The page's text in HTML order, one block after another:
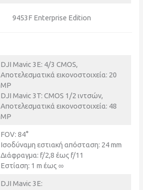
9453F Enterprise Edition
DJI Mavic 3E: 4/3 CMOS,
Αποτελεσματικά εικονοστοιχεία: 20
MP
DJI Mavic 3T: CMOS 1/2 ιντσών,
Αποτελεσματικά εικονοστοιχεία: 48
MP
FOV: 84°
Ισοδύναμη εστιακή απόσταση: 24 mm
Διάφραγμα: f/2,8 έως f/11
Εστίαση: 1 m έως ∞
DJI Mavic 3E: